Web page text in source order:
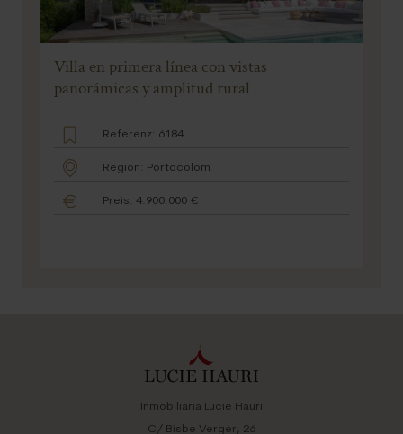
Villa en primera línea con vistas
panorámicas y amplitud rural
Referenz: 6184
Region: Portocolom
Preis: 4.900.000 €
Inmobiliaria Lucie Hauri
C/ Bisbe Verger, 26